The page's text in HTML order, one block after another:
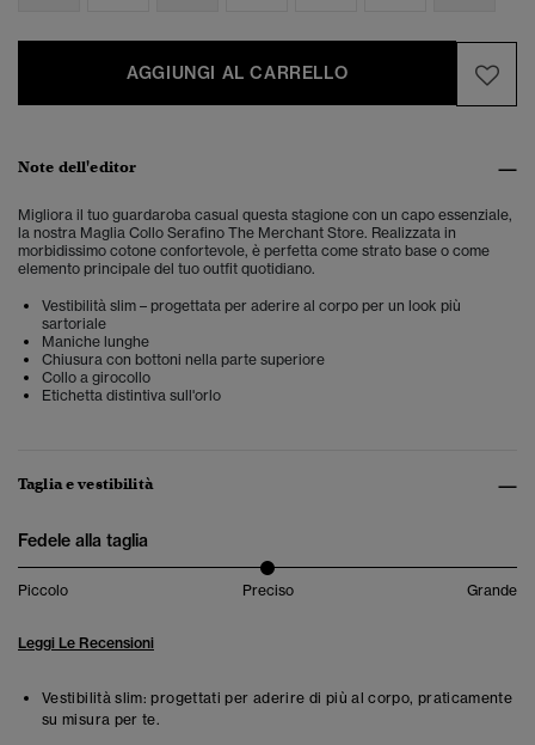
AGGIUNGI AL CARRELLO
Note dell'editor
Migliora il tuo guardaroba casual questa stagione con un capo essenziale,
la nostra Maglia Collo Serafino The Merchant Store. Realizzata in
morbidissimo cotone confortevole, è perfetta come strato base o come
elemento principale del tuo outfit quotidiano.
Vestibilità slim – progettata per aderire al corpo per un look più
sartoriale
Maniche lunghe
Chiusura con bottoni nella parte superiore
Collo a girocollo
Etichetta distintiva sull'orlo
Taglia e vestibilità
Fedele alla taglia
Piccolo Preciso Grande
Leggi Le Recensioni
Vestibilità slim: progettati per aderire di più al corpo, praticamente
su misura per te.